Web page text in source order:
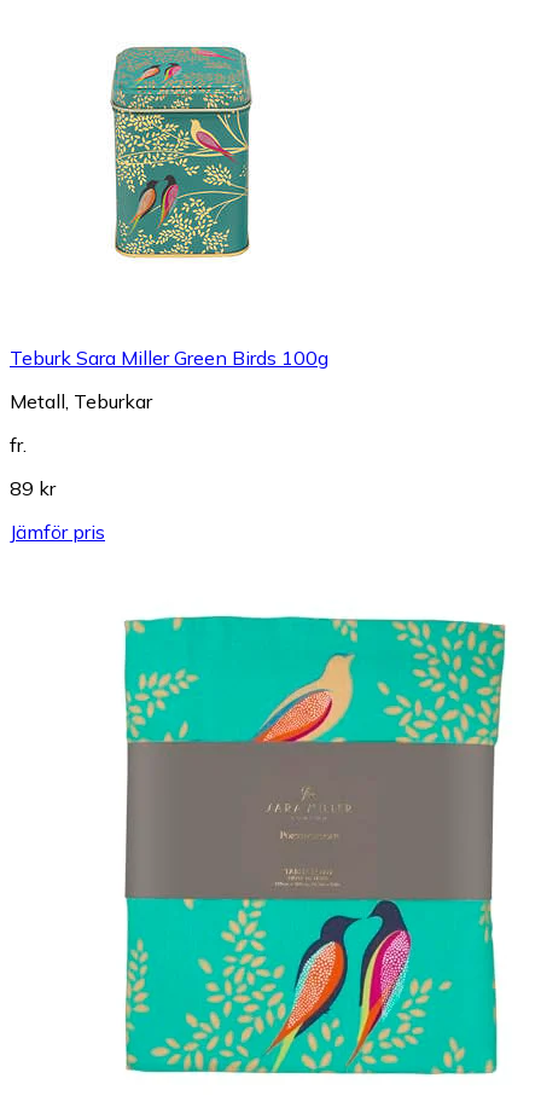
Teburk Sara Miller Green Birds 100g
Metall, Teburkar
fr.
89 kr
Jämför pris